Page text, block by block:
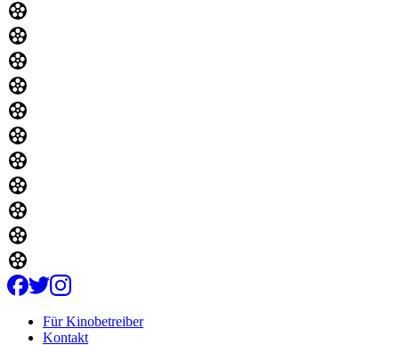
Für Kinobetreiber
Kontakt